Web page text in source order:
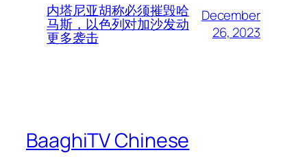
内塔尼亚胡称必须摧毁哈
马斯，以色列对加沙发动
更多袭击
December
26, 2023
BaaghiTV Chinese